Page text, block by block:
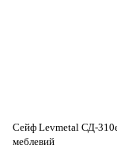
Сейф Levmetal СД-
меблевий